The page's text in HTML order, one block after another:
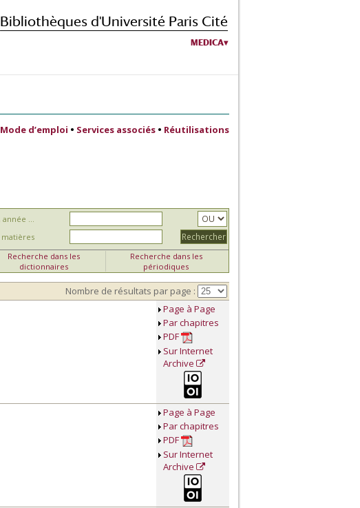
Bibliothèques d'Université Paris Cité
MEDICA
Mode d’emploi • Services associés • Réutilisations
...
matières
Recherche dans les
dictionnaires
Recherche dans les
périodiques
Nombre de résultats par page :
Page à Page
Par chapitres
PDF
Sur Internet
Archive
Page à Page
Par chapitres
PDF
Sur Internet
Archive